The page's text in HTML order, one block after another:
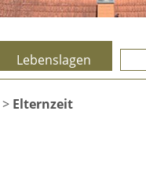
Lebenslagen
> Elternzeit